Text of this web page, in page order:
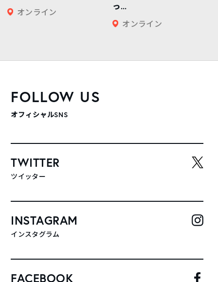
オンライン
っ...
オンライン
FOLLOW US
オフィシャルSNS
TWITTER
ツイッター
INSTAGRAM
インスタグラム
FACEBOOK